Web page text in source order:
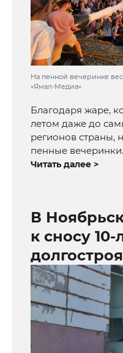
На пенной вечеринке
«Ямал-Медиа»
Благодаря жаре,
летом даже до
регионов страны,
пенные вечеринки.
Читать далее >
В
к сносу 10-
долгостроя